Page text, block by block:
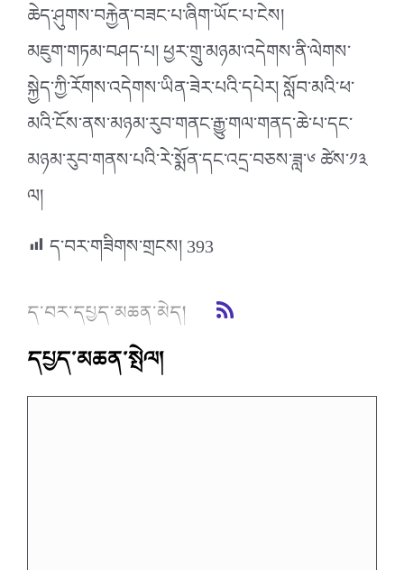
ཆེད་ཤུགས་བརྐྱེན་བཟང་པ་ཞིག་ཡོང་པ་ངེས།
མཇུག་གཏམ་བཤད་པ། ཕྱར་གྲུ་མཉམ་འདེགས་ནི་ལེགས་
སྐྱེད་ཀྱི་རོགས་འདེགས་ཡིན་ཟེར་པའི་དཔེར། སློབ་མའི་ཕ་
མའི་ངོས་ནས་མཉམ་རུབ་གནང་རྒྱུ་གལ་གནད་ཆེ་པ་དང་
མཉམ་རུབ་གནས་པའི་རེ་སྨོན་དང་འདྲ་བཅས་ཟླ་༦ ཚེས་༡༣
ལ།
ད་བར་གཟིགས་གྲངས།393
ད་བར་དཔྱད་མཆན་མེད།
དཔྱད་མཆན་སྤེལ།